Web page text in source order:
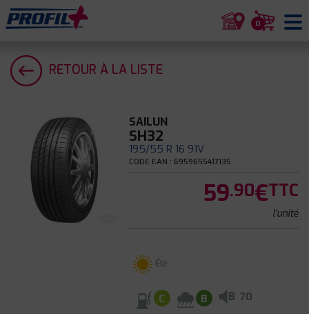
0
RETOUR À LA LISTE
SAILUN
SH32
195/55 R 16 91V
CODE EAN : 6959655417135
59.90€TTC
l'unité
Été
C B B 70